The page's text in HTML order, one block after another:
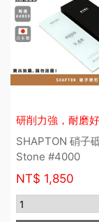
研削力強，耐磨
SHAPTON 硝子
Stone #4000
NT$ 1,850